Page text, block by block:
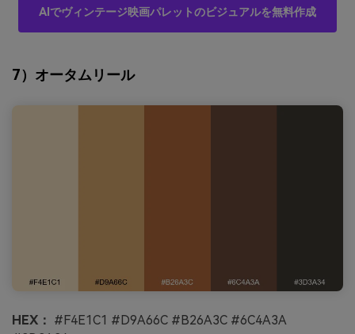
AIでヴィンテージ映画パレットのビジュアルを無料作成
7）オータムリール
HEX： #F4E1C1 #D9A66C #B26A3C #6C4A3A